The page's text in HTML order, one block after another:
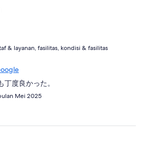
& layanan, fasilitas, kondisi & fasilitas
度良かった。
Mei 2025